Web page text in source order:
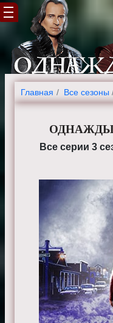
Главная Все сезоны
ОДНАЖДЫ
Все серии 3